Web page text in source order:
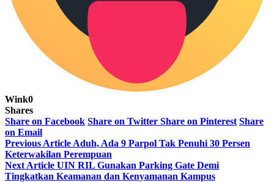
Wink0
Shares
Share on Facebook Share on Twitter Share on Pinterest Share
on Email
Previous Article Aduh, Ada 9 Parpol Tak Penuhi 30 Persen
Keterwakilan Perempuan
Next Article UIN RIL Gunakan Parking Gate Demi
Tingkatkan Keamanan dan Kenyamanan Kampus